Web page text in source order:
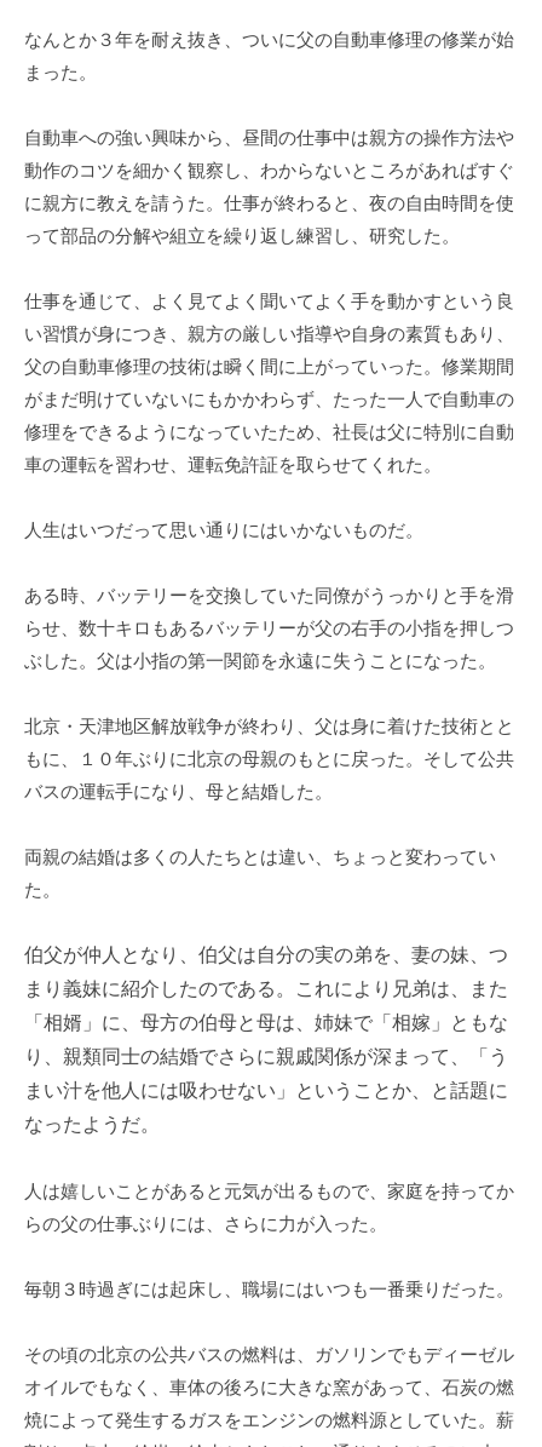
なんとか３年を耐え抜き、ついに父の自動車修理の修業が始
まった。
自動車への強い興味から、昼間の仕事中は親方の操作方法や
動作のコツを細かく観察し、わからないところがあればすぐ
に親方に教えを請うた。仕事が終わると、夜の自由時間を使
って部品の分解や組立を繰り返し練習し、研究した。
仕事を通じて、よく見てよく聞いてよく手を動かすという良
い習慣が身につき、親方の厳しい指導や自身の素質もあり、
父の自動車修理の技術は瞬く間に上がっていった。修業期間
がまだ明けていないにもかかわらず、たった一人で自動車の
修理をできるようになっていたため、社長は父に特別に自動
車の運転を習わせ、運転免許証を取らせてくれた。
人生はいつだって思い通りにはいかないものだ。
ある時、バッテリーを交換していた同僚がうっかりと手を滑
らせ、数十キロもあるバッテリーが父の右手の小指を押しつ
ぶした。父は小指の第一関節を永遠に失うことになった。
北京・天津地区解放戦争が終わり、父は身に着けた技術とと
もに、１０年ぶりに北京の母親のもとに戻った。そして公共
バスの運転手になり、母と結婚した。
両親の結婚は多くの人たちとは違い、ちょっと変わってい
た。
伯父が仲人となり、伯父は自分の実の弟を、妻の妹、つ
まり義妹に紹介したのである。これにより兄弟は、また
「相婿」に、母方の伯母と母は、姉妹で「相嫁」ともな
り、親類同士の結婚でさらに親戚関係が深まって、「う
まい汁を他人には吸わせない」ということか、と話題に
なったようだ。
人は嬉しいことがあると元気が出るもので、家庭を持ってか
らの父の仕事ぶりには、さらに力が入った。
毎朝３時過ぎには起床し、職場にはいつも一番乗りだった。
その頃の北京の公共バスの燃料は、ガソリンでもディーゼル
オイルでもなく、車体の後ろに大きな窯があって、石炭の燃
焼によって発生するガスをエンジンの燃料源としていた。薪